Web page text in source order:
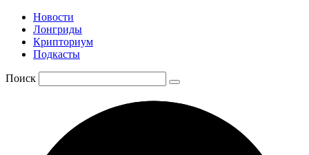
Новости
Лонгриды
Крипториум
Подкасты
Поиск